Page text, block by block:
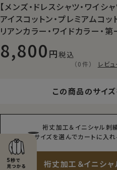
【メンズ・ドレスシャツ・ワイシ
アイスコットン・プレミアムコッ
リアンカラー・ワイドカラー・
8,800 税込
（0件） レビ
この商品のサイ
裄丈加工＆イニシャル刺
サイズを選んでカートに入
裄丈加工＆イニシ